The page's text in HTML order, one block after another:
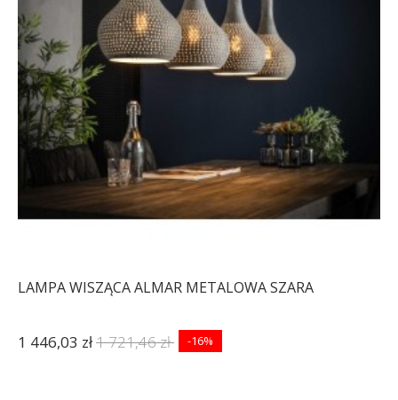
LAMPA WISZĄCA ALMAR METALOWA SZARA
1 446,03 zł1 721,46 zł -16%